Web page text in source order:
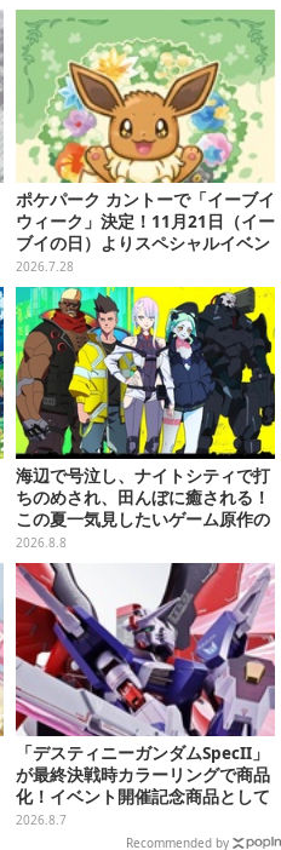
ポケパーク カントーで「イーブイ
ウィーク」決定！11月21日（イー
ブイの日）よりスペシャルイベン
ト開催
2026.7.28
海辺で号泣し、ナイトシティで打
ちのめされ、田んぼに癒される！
この夏一気見したいゲーム原作の
名作アニメ10選を一挙紹介【特
集】
2026.8.8
「デスティニーガンダムSpecII」
が最終決戦時カラーリングで商品
化！イベント開催記念商品として
METAL ROBOT魂に新登場
2026.8.7
Recommended by